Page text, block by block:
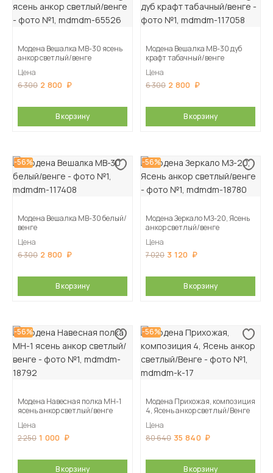
Модена Вешалка МВ-30 ясень
анкор светлый/венге
Цена
6 300 2 800
В корзину
Модена Вешалка МВ-30 дуб
крафт табачный/венге
Цена
6 300 2 800
В корзину
-56%
Модена Вешалка МВ-30 белый/
венге
Цена
6 300 2 800
В корзину
-56%
Модена Зеркало МЗ-20, Ясень
анкор светлый/венге
Цена
7 020 3 120
В корзину
-56%
Модена Навесная полка МН-1
ясень анкор светлый/венге
Цена
2 250 1 000
В корзину
-56%
Модена Прихожая, композиция
4, Ясень анкор светлый/Венге
Цена
80 640 35 840
В корзину